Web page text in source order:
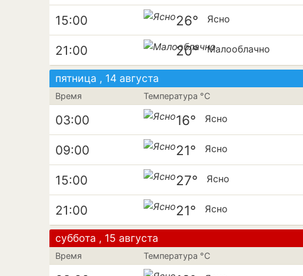
15:00 26° Ясно
21:00 20° Малооблачно
пятница , 14 августа
Время Температура °C
03:00 16° Ясно
09:00 21° Ясно
15:00 27° Ясно
21:00 21° Ясно
суббота , 15 августа
Время Температура °C